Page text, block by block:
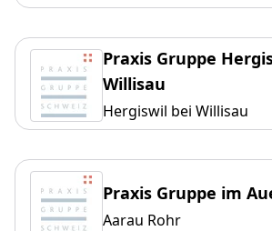
Praxis Gruppe
Willisau
Hergiswil bei Willisau
Praxis Gruppe im
Aarau Rohr